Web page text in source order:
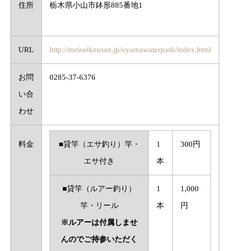
住所 栃木県小山市鉢形885番地1
URL http://meiseikousan.jp/oyamawaterpark/index.html
お問
い合
わせ
0285-37-6376
料金 ■貸竿（エサ釣り）竿・
エサ付き
1
本
300円
■貸竿（ルアー釣り）
竿・リール
※ルアーは付属しませ
んのでご持参いただく
1
本
1,000
円